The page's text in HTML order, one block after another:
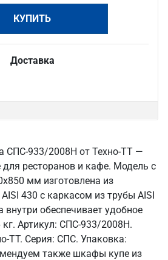
КУПИТЬ
Доставка
СПС-933/2008Н от Техно-ТТ —
для ресторанов и кафе. Модель с
мм изготовлена из
430 с каркасом из трубы AISI
обеспечивает удобное
кг. Артикул: СПС-933/2008Н.
ТТ. Серия: СПС. Упаковка:
также шкафы купе из